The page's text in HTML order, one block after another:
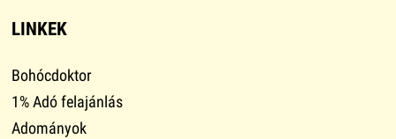
LINKEK
Bohócdoktor
1% Adó felajánlás
Adományok